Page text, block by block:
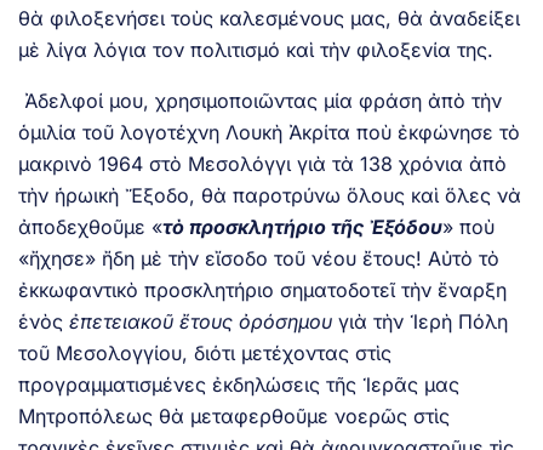
θὰ φιλοξενήσει τοὺς καλεσμένους μας, θὰ ἀναδείξει
μὲ λίγα λόγια τον πολιτισμό καὶ τὴν φιλοξενία της.
Ἀδελφοί μου, χρησιμοποιῶντας μία φράση ἀπὸ τὴν
ὁμιλία τοῦ λογοτέχνη Λουκὴ Ἀκρίτα ποὺ ἐκφώνησε τὸ
μακρινὸ 1964 στὸ Μεσολόγγι γιὰ τὰ 138 χρόνια ἀπὸ
τὴν ἡρωικὴ Ἔξοδο, θὰ παροτρύνω ὅλους καὶ ὅλες νὰ
ἀποδεχθοῦμε «τὸ προσκλητήριο τῆς Ἐξόδου» ποὺ
«ἤχησε» ἤδη μὲ τὴν εἴσοδο τοῦ νέου ἔτους! Αὐτὸ τὸ
ἐκκωφαντικὸ προσκλητήριο σηματοδοτεῖ τὴν ἔναρξη
ἑνὸς ἐπετειακοῦ ἔτους ὀρόσημου γιὰ τὴν Ἱερὴ Πόλη
τοῦ Μεσολογγίου, διότι μετέχοντας στὶς
προγραμματισμένες ἐκδηλώσεις τῆς Ἱερᾶς μας
Μητροπόλεως θὰ μεταφερθοῦμε νοερῶς στὶς